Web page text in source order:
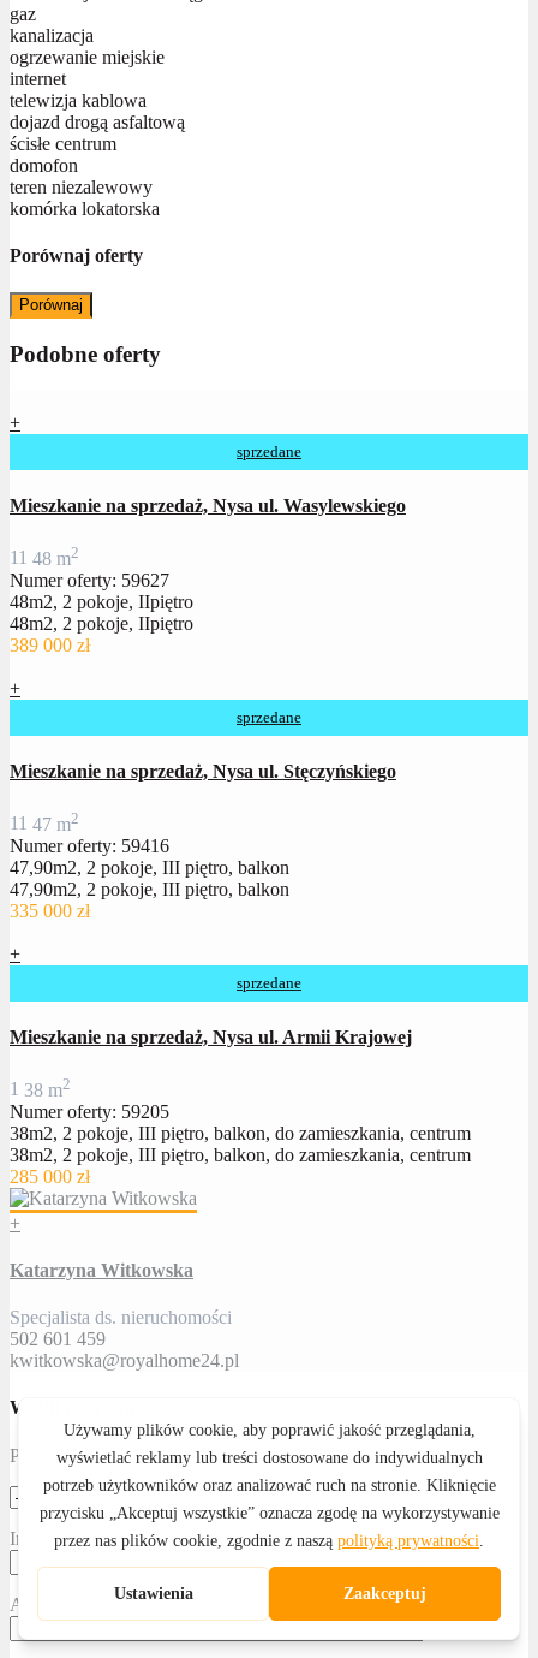
gaz
kanalizacja
ogrzewanie miejskie
internet
telewizja kablowa
dojazd drogą asfaltową
ścisłe centrum
domofon
teren niezalewowy
komórka lokatorska
Porównaj oferty
Porównaj
Podobne oferty
+
sprzedane
Mieszkanie na sprzedaż, Nysa ul. Wasylewskiego
11 48 m2
Numer oferty: 59627
48m2, 2 pokoje, IIpiętro
48m2, 2 pokoje, IIpiętro
389 000 zł
+
sprzedane
Mieszkanie na sprzedaż, Nysa ul. Stęczyńskiego
11 47 m2
Numer oferty: 59416
47,90m2, 2 pokoje, III piętro, balkon
47,90m2, 2 pokoje, III piętro, balkon
335 000 zł
+
sprzedane
Mieszkanie na sprzedaż, Nysa ul. Armii Krajowej
1 38 m2
Numer oferty: 59205
38m2, 2 pokoje, III piętro, balkon, do zamieszkania, centrum
38m2, 2 pokoje, III piętro, balkon, do zamieszkania, centrum
285 000 zł
+
Katarzyna Witkowska
Specjalista ds. nieruchomości
502 601 459
kwitkowska@royalhome24.pl
Wyślij zapytanie
Proszę określić temat
Imię i nazwisko
Adres email